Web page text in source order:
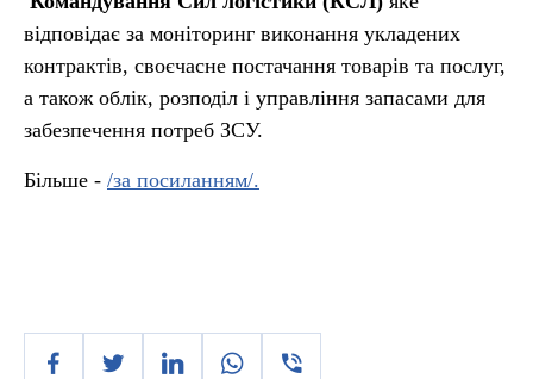
відповідає за моніторинг виконання укладених
контрактів, своєчасне постачання товарів та послуг,
а також облік, розподіл і управління запасами для
забезпечення потреб ЗСУ.
Більше - /за посиланням/.